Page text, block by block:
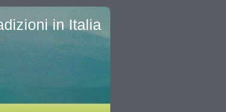
in Italia